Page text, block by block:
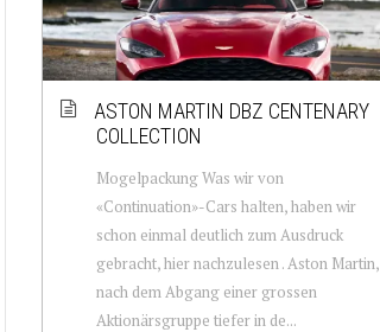
ASTON MARTIN DBZ CENTENARY
COLLECTION
Mogelpackung Was wir von
«Continuation»-Cars halten, haben wir
schon einmal deutlich zum Ausdruck
gebracht, hier nachzulesen . Aston Martin,
nach dem Abgang einer grossen
Aktionärsgruppe tiefer in de...